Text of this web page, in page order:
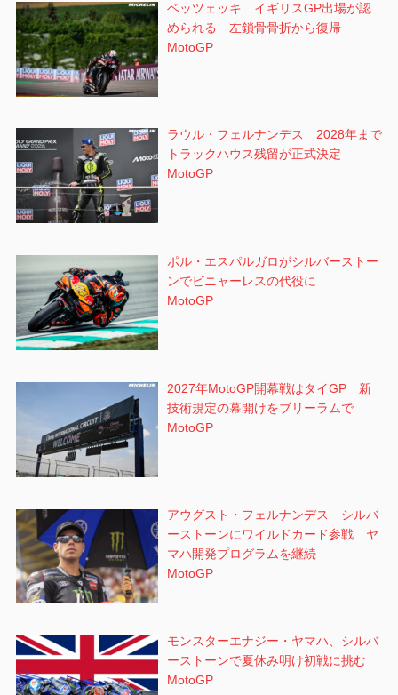
ベッツェッキ イギリスGP出場が認
められる 左鎖骨骨折から復帰
MotoGP
ラウル・フェルナンデス 2028年まで
トラックハウス残留が正式決定
MotoGP
ポル・エスパルガロがシルバーストー
ンでビニャーレスの代役に
MotoGP
2027年MotoGP開幕戦はタイGP 新
技術規定の幕開けをブリーラムで
MotoGP
アウグスト・フェルナンデス シルバ
ーストーンにワイルドカード参戦 ヤ
マハ開発プログラムを継続
MotoGP
モンスターエナジー・ヤマハ、シルバ
ーストーンで夏休み明け初戦に挑む
MotoGP